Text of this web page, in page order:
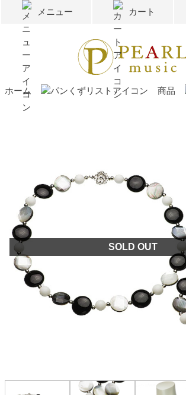
メニュー カート
ホーム 商品
SOLD OUT